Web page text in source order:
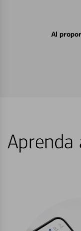
Al
Aprenda